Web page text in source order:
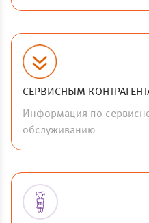
СЕРВИСНЫМ
Информация по
обслуживанию